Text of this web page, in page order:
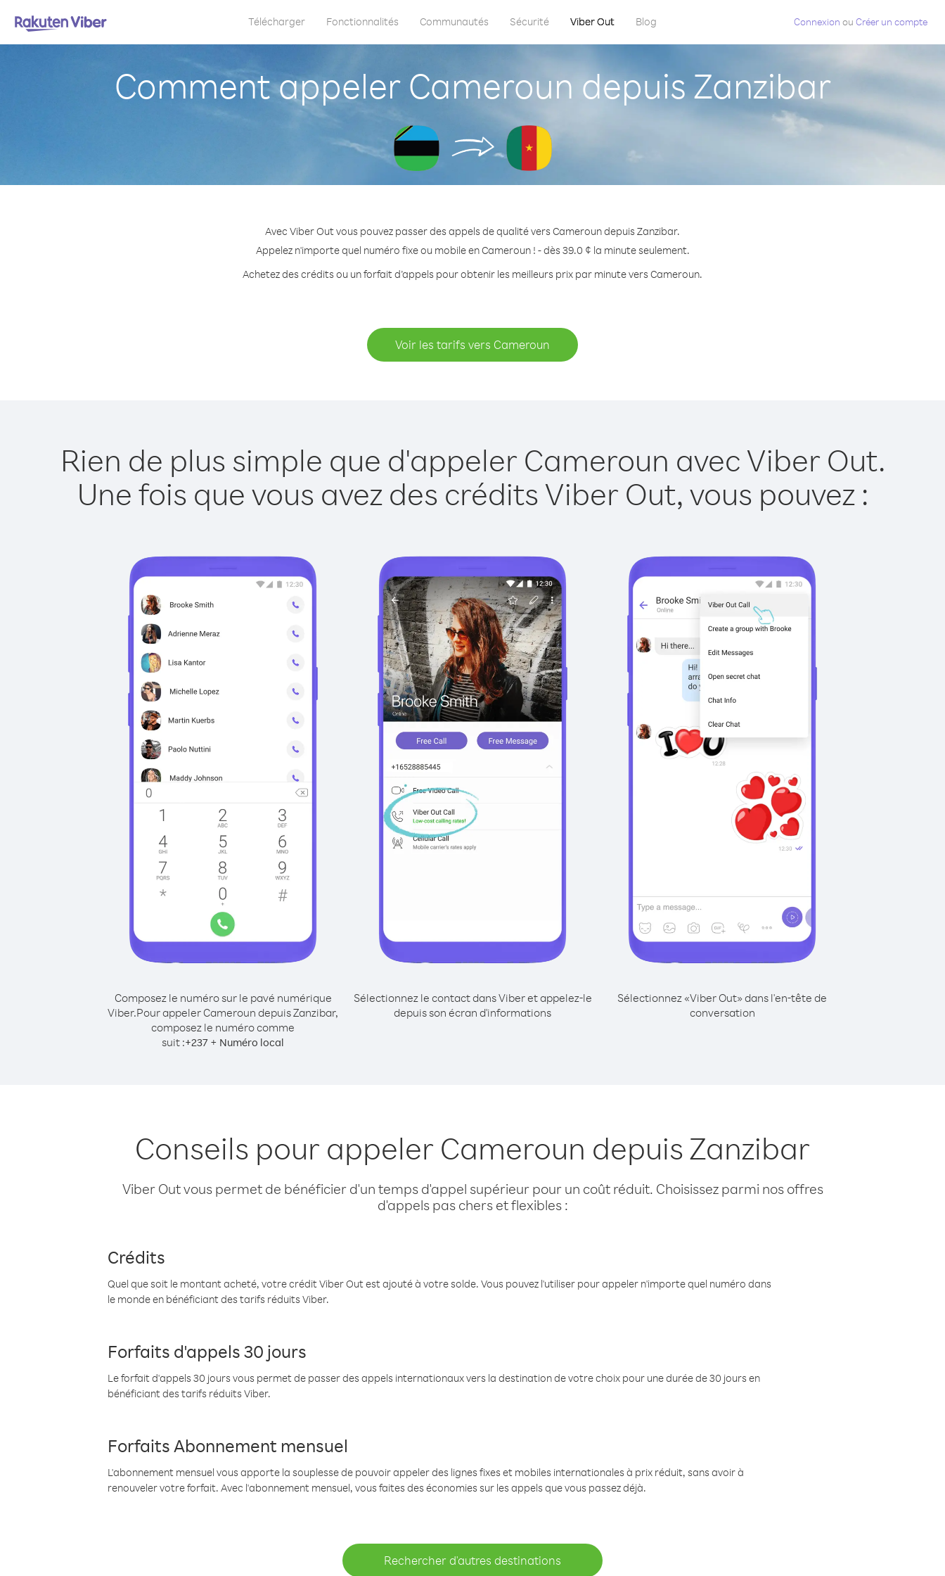
Télécharger Fonctionnalités Communautés Sécurité Viber Out Blog Connexion ou Créer un compte
Comment appeler Cameroun depuis Zanzibar
Avec Viber Out vous pouvez passer des appels de qualité vers Cameroun depuis Zanzibar.
Appelez n'importe quel numéro fixe ou mobile en Cameroun ! - dès 39.0 ¢ la minute seulement.
Achetez des crédits ou un forfait d’appels pour obtenir les meilleurs prix par minute vers Cameroun.
Voir les tarifs vers Cameroun
Rien de plus simple que d'appeler Cameroun avec Viber Out.
Une fois que vous avez des crédits Viber Out, vous pouvez :
Composez le numéro sur le pavé numérique
Viber.Pour appeler Cameroun depuis Zanzibar,
composez le numéro comme
suit :+237 + Numéro local
Sélectionnez le contact dans Viber et appelez-le
depuis son écran d'informations
Sélectionnez «Viber Out» dans l'en-tête de
conversation
Conseils pour appeler Cameroun depuis Zanzibar
Viber Out vous permet de bénéficier d'un temps d'appel supérieur pour un coût réduit. Choisissez parmi nos offres
d'appels pas chers et flexibles :
Crédits
Quel que soit le montant acheté, votre crédit Viber Out est ajouté à votre solde. Vous pouvez l'utiliser pour appeler n'importe quel numéro dans
le monde en bénéficiant des tarifs réduits Viber.
Forfaits d'appels 30 jours
Le forfait d'appels 30 jours vous permet de passer des appels internationaux vers la destination de votre choix pour une durée de 30 jours en
bénéficiant des tarifs réduits Viber.
Forfaits Abonnement mensuel
L'abonnement mensuel vous apporte la souplesse de pouvoir appeler des lignes fixes et mobiles internationales à prix réduit, sans avoir à
renouveler votre forfait. Avec l'abonnement mensuel, vous faites des économies sur les appels que vous passez déjà.
Rechercher d'autres destinations